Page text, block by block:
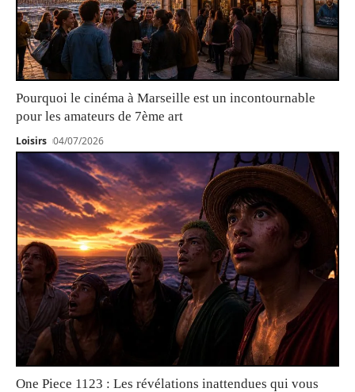
Pourquoi le cinéma à Marseille est un incontournable
pour les amateurs de 7ème art
Loisirs 04/07/2026
One Piece 1123 : Les révélations inattendues qui vous